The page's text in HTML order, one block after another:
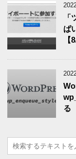
ぱ
【
る